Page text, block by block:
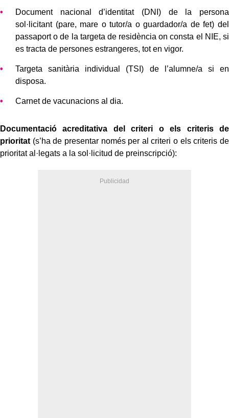
Document nacional d’identitat (DNI) de la persona
sol·licitant (pare, mare o tutor/a o guardador/a de fet) del
passaport o de la targeta de residència on consta el NIE, si
es tracta de persones estrangeres, tot en vigor.
Targeta sanitària individual (TSI) de l’alumne/a si en
disposa.
Carnet de vacunacions al dia.
Documentació acreditativa del criteri o els criteris de
prioritat (s’ha de presentar només per al criteri o els criteris de
prioritat al·legats a la sol·licitud de preinscripció):